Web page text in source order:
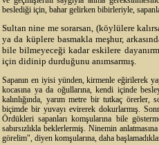
beslediği için, bahar gelirken bibirleriyle,
Sultan nine me sorarsan, (köylülere
ya da küplere basmakla meşhur,
bile bilmeyeceği kadar eskilere
için didinip durduğunu anımsarmış.
Sapanın en iyisi yünden, kirmenle eğirilerek
kocasına ya da oğullarına, kendi içinde
kalınlığında, yarım metre bir tutkaç örerler,
biçimde bir yuvayı evirerek dokurlarmış.
Ördükleri sapanları komşularına bile
sabırsızlıkla beklerlermiş. Ninemin
görelim", diyen komşularına, daha